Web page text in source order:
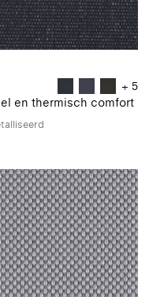
+ 5
en thermisch comfort